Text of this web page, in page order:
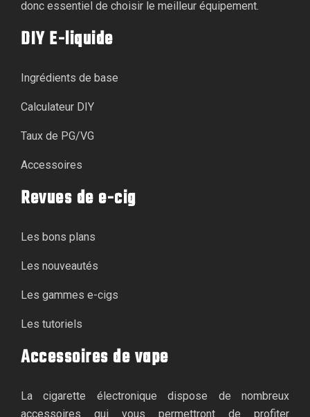
donc essentiel de choisir le meilleur équipement.
DIY E-liquide
Ingrédients de base
Calculateur DIY
Taux de PG/VG
Accessoires
Revues de e-cig
Les bons plans
Les nouveautés
Les gammes e-cigs
Les tutoriels
Accessoires de vape
La cigarette électronique dispose de nombreux
accessoires qui vous permettront de profiter